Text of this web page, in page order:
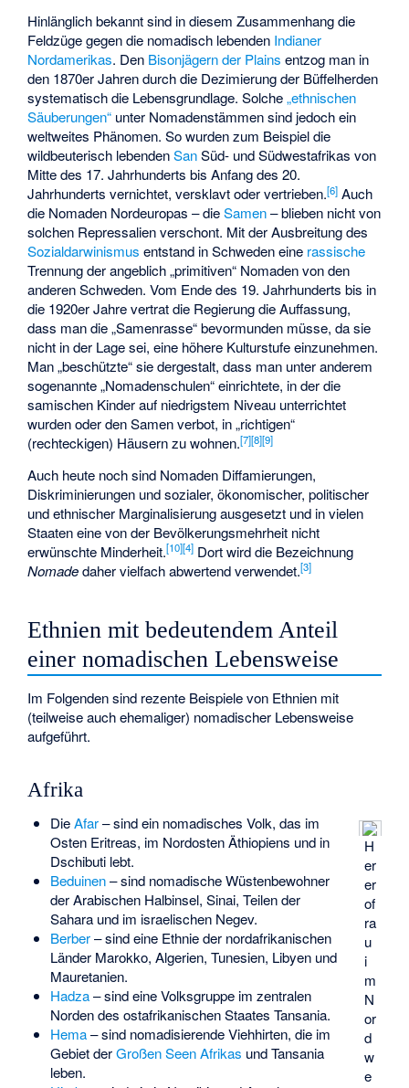
Hinlänglich bekannt sind in diesem Zusammenhang die
Feldzüge gegen die nomadisch lebenden Indianer
Nordamerikas. Den Bisonjägern der Plains entzog man in
den 1870er Jahren durch die Dezimierung der Büffelherden
systematisch die Lebensgrundlage. Solche„ethnischen
Säuberungen“ unter Nomadenstämmen sind jedoch ein
weltweites Phänomen. So wurden zum Beispiel die
wildbeuterisch lebendenSanSüd- und Südwestafrikas von
Mitte des 17. Jahrhunderts bis Anfang des 20.
Jahrhunderts vernichtet, versklavt oder vertrieben.[6] Auch
die Nomaden Nordeuropas – dieSamen– blieben nicht von
solchen Repressalien verschont. Mit der Ausbreitung des
Sozialdarwinismus entstand in Schweden eine rassische
Trennung der angeblich „primitiven“ Nomaden von den
anderen Schweden. Vom Ende des 19. Jahrhunderts bis in
die 1920er Jahre vertrat die Regierung die Auffassung,
dass man die „Samenrasse“ bevormunden müsse, da sie
nicht in der Lage sei, eine höhere Kulturstufe einzunehmen.
Man „beschützte“ sie dergestalt, dass man unter anderem
sogenannte „Nomadenschulen“ einrichtete, in der die
samischen Kinder auf niedrigstem Niveau unterrichtet
wurden oder den Samen verbot, in „richtigen“
(rechteckigen) Häusern zu wohnen.[7][8][9]
Auch heute noch sind Nomaden Diffamierungen,
Diskriminierungen und sozialer, ökonomischer, politischer
und ethnischer Marginalisierung ausgesetzt und in vielen
Staaten eine von der Bevölkerungsmehrheit nicht
erwünschte Minderheit.[10][4] Dort wird die Bezeichnung
Nomadedaher vielfach abwertend verwendet.[3]
Ethnien mit bedeutendem Anteil
einer nomadischen Lebensweise
Im Folgenden sind rezente Beispiele von Ethnien mit
(teilweise auch ehemaliger) nomadischer Lebensweise
aufgeführt.
Afrika
H
er
er
of
ra
u
i
m
N
or
d
w
e
DieAfar– sind ein nomadisches Volk, das im
Osten Eritreas, im Nordosten Äthiopiens und in
Dschibuti lebt.
Beduinen– sind nomadische Wüstenbewohner
der Arabischen Halbinsel, Sinai, Teilen der
Sahara und im israelischen Negev.
Berber– sind eine Ethnie der nordafrikanischen
Länder Marokko, Algerien, Tunesien, Libyen und
Mauretanien.
Hadza– sind eine Volksgruppe im zentralen
Norden des ostafrikanischen Staates Tansania.
Hema– sind nomadisierende Viehhirten, die im
Gebiet derGroßen Seen Afrikas und Tansania
leben.